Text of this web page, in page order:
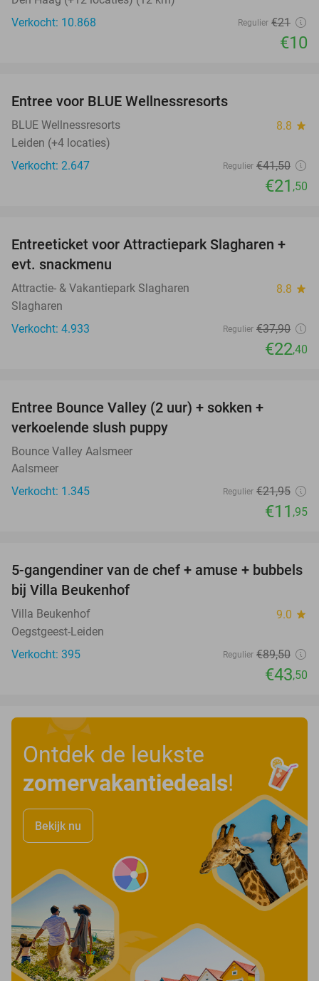
Verkocht: 10.868
Regulier €21
€10
Entree voor BLUE Wellnessresorts
BLUE Wellnessresorts 8.8 star
Leiden (+4 locaties)
Verkocht: 2.647
Regulier €41,50
€21 ,50
41%
Entreeticket voor Attractiepark Slagharen +
evt. snackmenu
Attractie- & Vakantiepark Slagharen 8.8 star
Slagharen
Verkocht: 4.933
Regulier €37,90
€22,40
Entree Bounce Valley (2 uur) + sokken +
verkoelende slush puppy
Bounce Valley Aalsmeer
Aalsmeer
Verkocht: 1.345
Regulier €21,95
€11 ,95
51%
5-gangendiner van de chef + amuse + bubbels
bij Villa Beukenhof
Villa Beukenhof 9.0 star
Oegstgeest-Leiden
Verkocht: 395
Regulier €89,50
€43,50
Ontdek de leukste
zomervakantiedeals!
Bekijk nu